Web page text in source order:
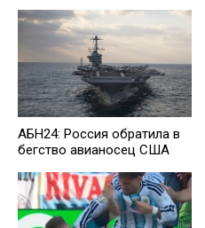
АБН24: Россия обратила в
бегство авианосец США